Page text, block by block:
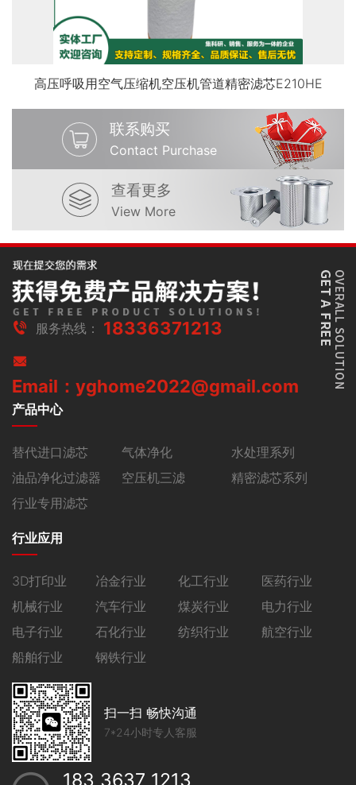
高压呼吸用空气压缩机空压机管道精密滤芯E210HE
联系购买
Contact Purchase
查看更多
View More
服务热线： 18336371213
Email：yghome2022@gmail.com
产品中心
替代进口滤芯 气体净化
水处理系列
油品净化过滤器
空压机三滤
精密滤芯系列
行业专用滤芯
行业应用
3D打印业 冶金行业 化工行业
医药行业
机械行业
汽车行业 煤炭行业
电力行业
电子行业
石化行业 纺织行业
航空行业
船舶行业
钢铁行业
扫一扫 畅快沟通
7*24小时专人客服
183 3637 1213